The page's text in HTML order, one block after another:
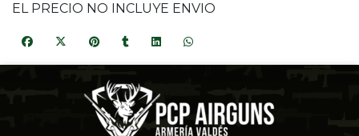
EL PRECIO NO INCLUYE ENVIO